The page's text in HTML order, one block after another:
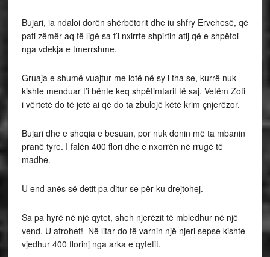
Bujari, ia ndaloi dorën shërbëtorit dhe iu shfry Ervehesë, që
pati zëmër aq të ligë sa t’i nxirrte shpirtin atij që e shpëtoi
nga vdekja e tmerrshme.
Gruaja e shumë vuajtur me lotë në sy i tha se, kurrë nuk
kishte menduar t’i bënte keq shpëtimtarit të saj. Vetëm Zoti
i vërtetë do të jetë ai që do ta zbulojë këtë krim çnjerëzor.
Bujari dhe e shoqia e besuan, por nuk donin më ta mbanin
pranë tyre. I falën 400 flori dhe e nxorrën në rrugë të
madhe.
U end anës së detit pa ditur se për ku drejtohej.
Sa pa hyrë në një qytet, sheh njerëzit të mbledhur në një
vend. U afrohet! Në litar do të varnin një njeri sepse kishte
vjedhur 400 florinj nga arka e qytetit.